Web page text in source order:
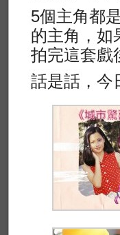
5個主角都
的主角，如
拍完這套戲
話是話，今